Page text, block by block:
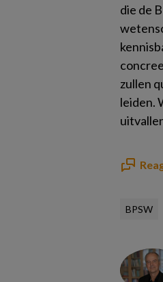
die de
zullen
leiden.
BPSW